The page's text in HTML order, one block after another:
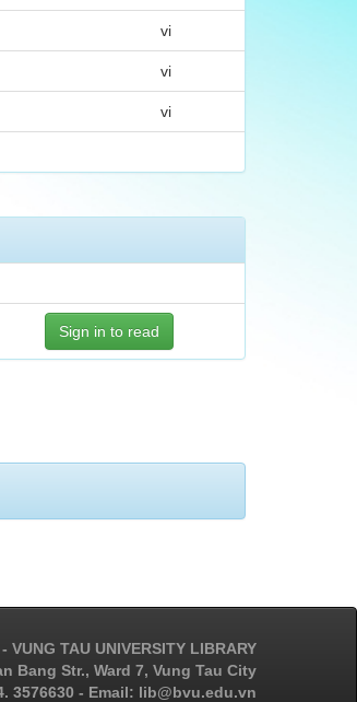
vi
vi
vi
Sign in to read
VUNG TAU UNIVERSITY LIBRARY
Bang Str., Ward 7, Vung Tau City
3576630 - Email: lib@bvu.edu.vn